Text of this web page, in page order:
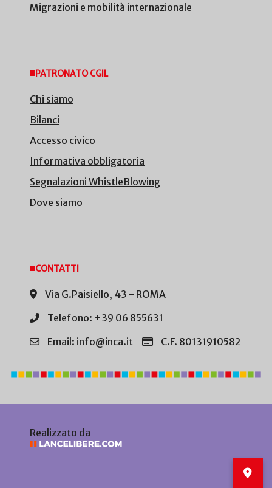
Migrazioni e mobilità internazionale
PATRONATO CGIL
Chi siamo
Bilanci
Accesso civico
Informativa obbligatoria
Segnalazioni WhistleBlowing
Dove siamo
CONTATTI
Via G.Paisiello, 43 - ROMA
Telefono: +39 06 855631
Email: info@inca.it
C.F. 80131910582
Realizzato da